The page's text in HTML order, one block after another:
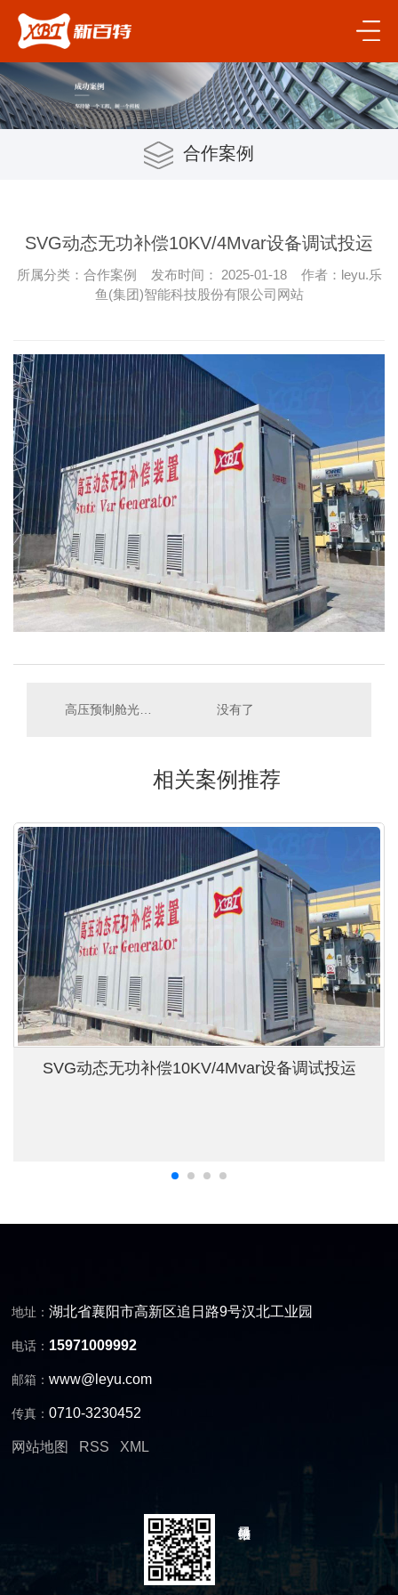
合作案例
SVG动态无功补偿10KV/4Mvar设备调试投运
所属分类：合作案例 发布时间： 2025-01-18 作者：leyu.乐
鱼(集团)智能科技股份有限公司网站
没有了
相关案例推荐
SVG动态无功补偿10KV/4Mvar设备调试投运
地址：湖北省襄阳市高新区追日路9号汉北工业园
电话： 15971009992
邮箱：www@leyu.com
传真：0710-3230452
网站地图 RSS XML